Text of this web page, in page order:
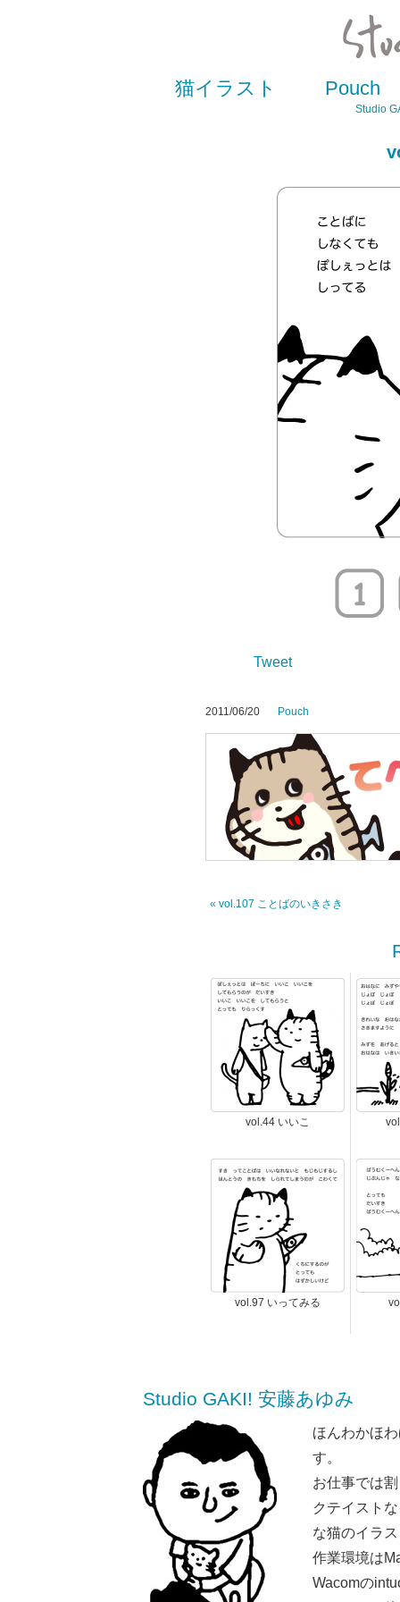
猫イラスト Pouch
Studio
Tweet
2011/06/20 Pouch
« vol.107 ことばのいきさき
vol.44 いいこ
vol.97 いってみる
Studio GAKI! 安藤あゆみ
ほんわかほ
す。
お仕事では
クテイスト
な猫のイラ
作業環境は
Wacomの